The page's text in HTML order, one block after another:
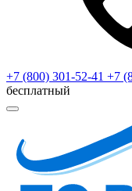
+7 (800) 301-52-41 +7
бесплатный